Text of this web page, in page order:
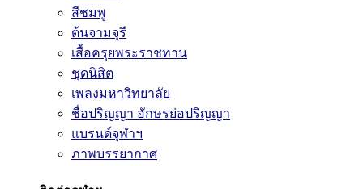
สีชมพู
ต้นจามจุรี
เสื้อครุยพระราชทาน
ชุดนิสิต
เพลงมหาวิทยาลัย
ชื่อปริญญา อักษรย่อปริญญา
แบรนด์จุฬาฯ
ภาพบรรยากาศ